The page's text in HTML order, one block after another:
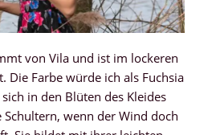
von Vila und ist im lockeren
Die Farbe würde ich als Fuchsia
in den Blüten des Kleides
wenn der Wind doch